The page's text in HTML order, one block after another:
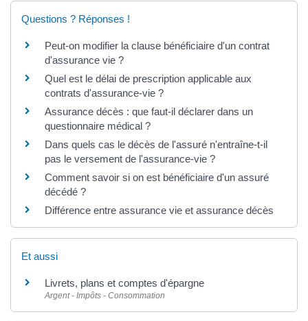
Questions ? Réponses !
Peut-on modifier la clause bénéficiaire d'un contrat
d'assurance vie ?
Quel est le délai de prescription applicable aux
contrats d'assurance-vie ?
Assurance décès : que faut-il déclarer dans un
questionnaire médical ?
Dans quels cas le décès de l'assuré n'entraîne-t-il
pas le versement de l'assurance-vie ?
Comment savoir si on est bénéficiaire d'un assuré
décédé ?
Différence entre assurance vie et assurance décès
Et aussi
Livrets, plans et comptes d'épargne
Argent - Impôts - Consommation